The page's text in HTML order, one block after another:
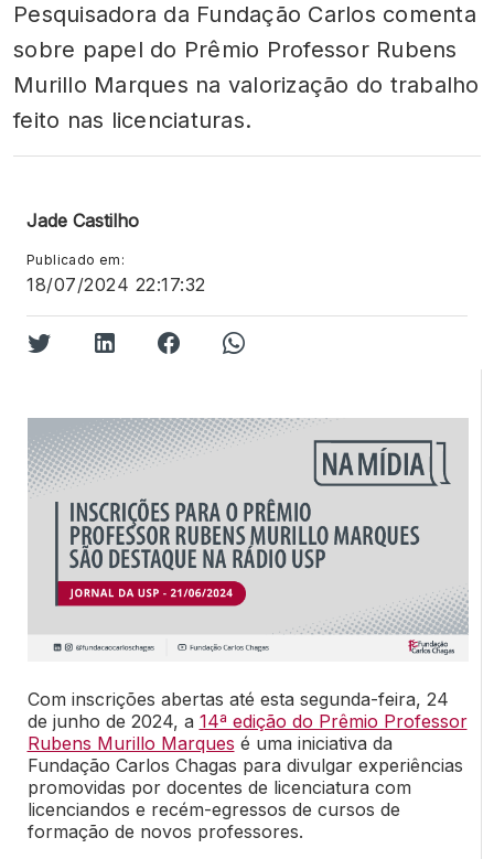
Pesquisadora da Fundação Carlos comenta
sobre papel do Prêmio Professor Rubens
Murillo Marques na valorização do trabalho
feito nas licenciaturas.
Jade Castilho
Publicado em:
18/07/2024 22:17:32
Com inscrições abertas até esta segunda-feira, 24
de junho de 2024, a 14ª edição do Prêmio Professor
Rubens Murillo Marques é uma iniciativa da
Fundação Carlos Chagas para divulgar experiências
promovidas por docentes de licenciatura com
licenciandos e recém-egressos de cursos de
formação de novos professores.